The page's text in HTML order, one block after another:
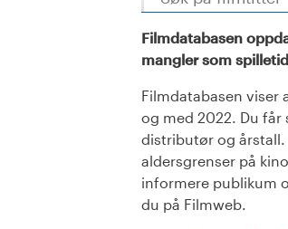
Filmdatabasen
mangler som
Filmdatabasen viser
og med 2022. Du
distributør og årstall.
aldersgrenser på
informere publikum
du på Filmweb.